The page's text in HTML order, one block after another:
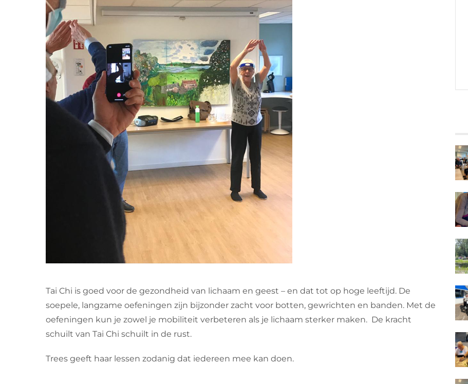
Tai Chi is goed voor de gezondheid van lichaam en geest – en dat tot op hoge leeftijd. De
soepele, langzame oefeningen zijn bijzonder zacht voor botten, gewrichten en banden. Met de
oefeningen kun je zowel je mobiliteit verbeteren als je lichaam sterker maken. De kracht
schuilt van Tai Chi schuilt in de rust.
Trees geeft haar lessen zodanig dat iedereen mee kan doen.